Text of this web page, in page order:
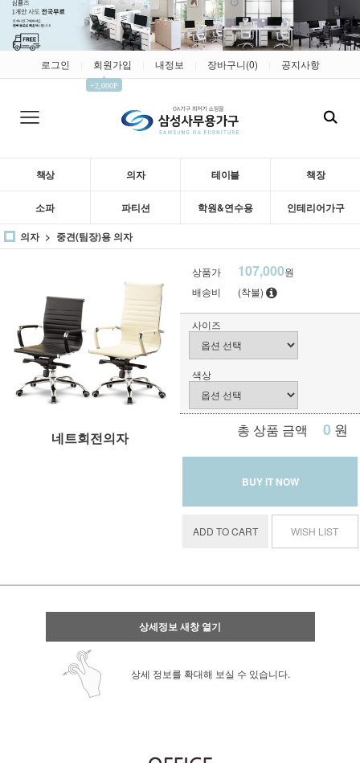
로그인 회원가입
▲
+2,000P
내정보 장바구니(0) 공지사항
책상 의자 테이블 책장
소파 파티션 학원&연수용
인테리어가구
의자
중견(팀장)용 의자
네트회전의자
상품가 107,000원
배송비
(착불)
사이즈
색상
총 상품 금액 0 원
BUY IT NOW
ADD TO CART WISH LIST
상세정보 새창 열기
상세 정보를 확대해 보실 수 있습니다.